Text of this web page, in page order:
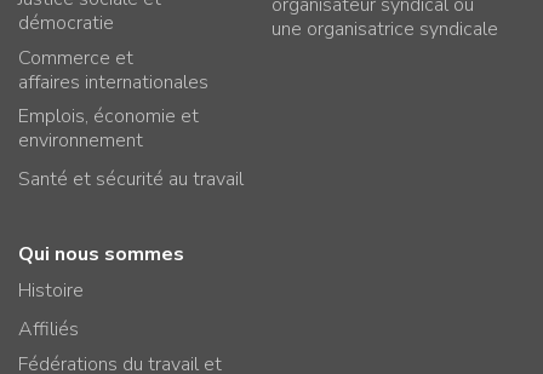
démocratie
Commerce et
affaires internationales
Emplois, économie et
environnement
Santé et sécurité au travail
une organisatrice syndicale
Qui nous sommes
Histoire
Affiliés
Fédérations du travail et